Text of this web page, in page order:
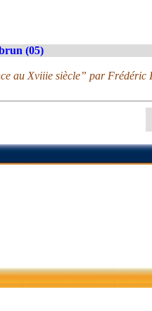
(05)
au Xviiie siècle” par Frédéric